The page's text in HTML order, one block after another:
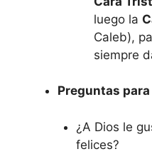
luego la
Caleb),
siempre
Preguntas
¿A Dios le
felices?